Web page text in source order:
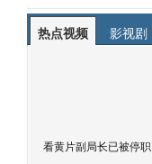
热点视频 影视剧
看黄片副局长已被停职